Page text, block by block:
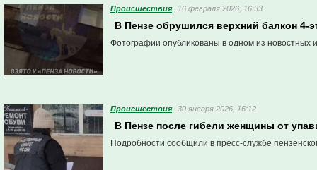
Проиcшествия 16 февраля 2026, 16:33
В Пензе обрушился верхний балкон
Фотографии опубликованы в одном из новостных
Проиcшествия 30 января 2026, 16:12
В Пензе после гибели женщины от
Подробности сообщили в пресс-службе